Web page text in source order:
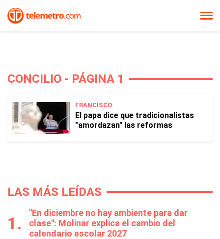
CONCILIO - PÁGINA 1
FRANCISCO.
El papa dice que tradicionalistas
"amordazan" las reformas
LAS MÁS LEÍDAS
"En diciembre no hay ambiente para dar
clase": Molinar explica el cambio del
calendario escolar 2027